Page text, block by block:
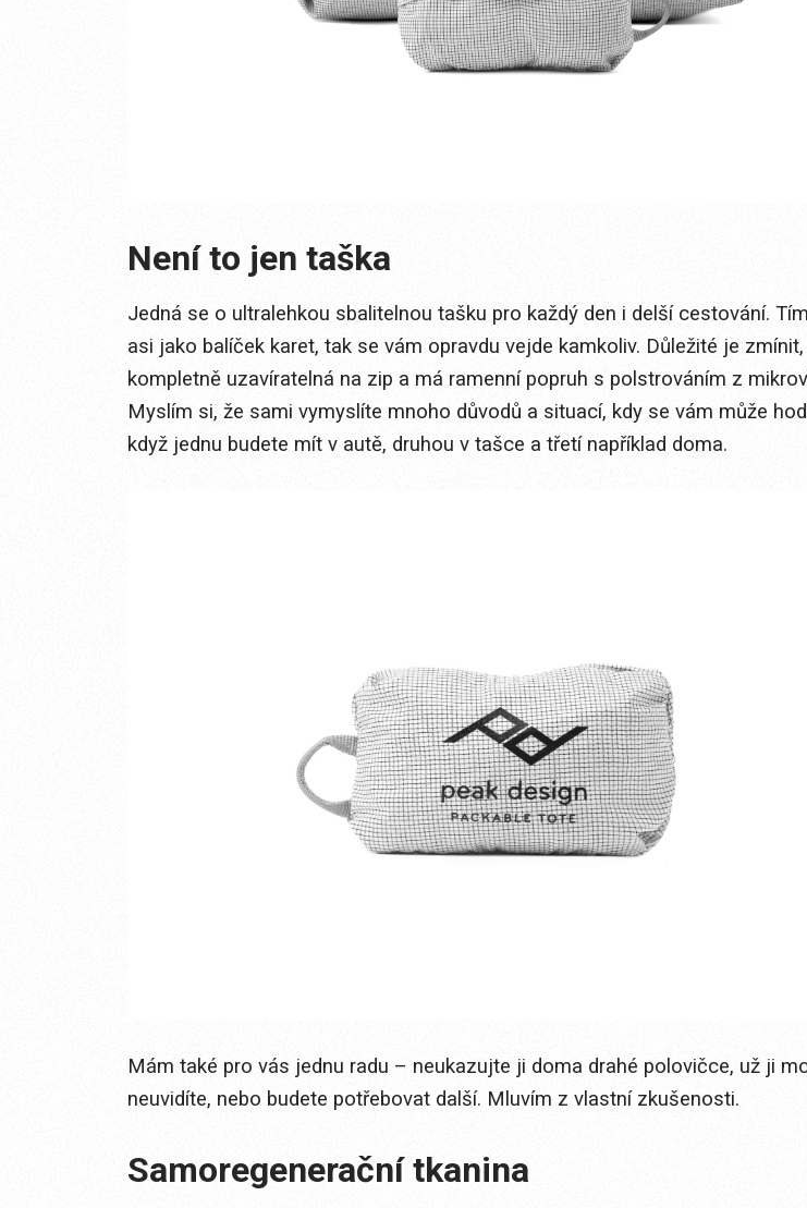
Není to jen taška
Jedná se o ultralehkou sbalitelnou tašku pro každý den i delší cestování.
asi jako balíček karet, tak se vám opravdu vejde kamkoliv. Důležité je
kompletně uzavíratelná na zip a má ramenní popruh s polstrováním z
Myslím si, že sami vymyslíte mnoho důvodů a situací, kdy se vám může
když jednu budete mít v autě, druhou v tašce a třetí například doma.
Mám také pro vás jednu radu – neukazujte ji doma drahé polovičce, už ji
neuvidíte, nebo budete potřebovat další. Mluvím z vlastní zkušenosti.
Samoregenerační tkanina